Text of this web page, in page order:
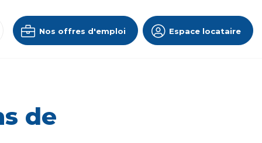
Espace locataire
Nos offres d'emploi
de